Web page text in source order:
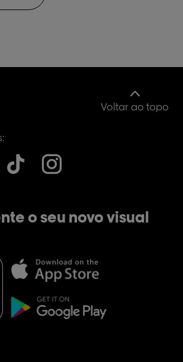
Voltar ao topo
o seu novo visual